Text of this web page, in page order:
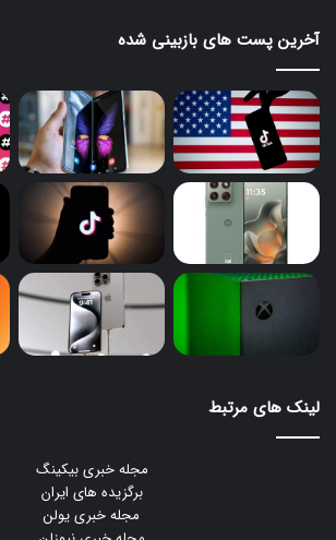
آخرین پست های بازبینی شده
لینک های مرتبط
مجله خبری بیکینگ
برگزیده های ایران
مجله خبری یولن